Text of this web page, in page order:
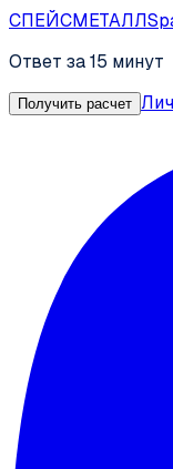
СПЕЙСМЕТАЛЛ
Ответ за 15 минут
Получить расчет